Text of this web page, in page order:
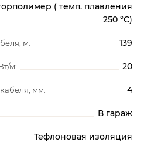
( темп. плавления
250 °C)
м: 139
м: 20
мм: 4
В гараж
Тефлоновая изоляция